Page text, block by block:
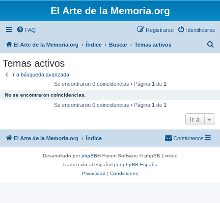
El Arte de la Memoria.org
FAQ Identificarse
Registrarse
El Arte de la Memoria.org Índice Buscar Temas activos
Temas activos
Ir a búsqueda avanzada
Se encontraron 0 coincidencias • Página 1 de 1
No se encontraron coincidencias.
Se encontraron 0 coincidencias • Página 1 de 1
Ir a
El Arte de la Memoria.org Índice Contáctenos
Desarrollado porphpBB® Forum Software © phpBB Limited
Traducción al español porphpBB España
Privacidad | Condiciones